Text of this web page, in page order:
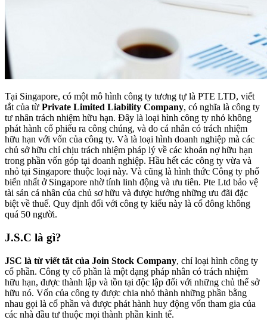
Tại Singapore, có một mô hình công ty tương tự là PTE LTD, viết
tắt của từ Private Limited Liability Company, có nghĩa là công ty
tư nhân trách nhiệm hữu hạn. Đây là loại hình công ty nhỏ không
phát hành cổ phiếu ra công chúng, và do cá nhân có trách nhiệm
hữu hạn với vốn của công ty. Và là loại hình doanh nghiệp mà các
chủ sở hữu chỉ chịu trách nhiệm pháp lý về các khoản nợ hữu hạn
trong phần vốn góp tại doanh nghiệp. Hầu hết các công ty vừa và
nhỏ tại Singapore thuộc loại này. Và cũng là hình thức Công ty phổ
biển nhất ở Singapore nhờ tính linh động và ưu tiên. Pte Ltd bảo vệ
tài sản cá nhân của chủ sơ hữu và được hưởng những ưu đãi đặc
biệt về thuế. Quy định đối với công ty kiểu này là cổ đông không
quá 50 người.
J.S.C là gì?
JSC là từ viết tắt của Join Stock Company, chỉ loại hình công ty
cổ phần. Công ty cổ phần là một dạng pháp nhân có trách nhiệm
hữu hạn, được thành lập và tồn tại độc lập đối với những chủ thể sở
hữu nó. Vốn của công ty được chia nhỏ thành những phần bằng
nhau gọi là cổ phần và được phát hành huy động vốn tham gia của
các nhà đầu tư thuộc mọi thành phần kinh tế.